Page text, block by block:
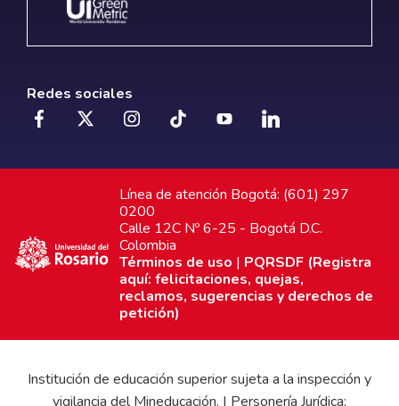
Redes sociales
Línea de atención Bogotá: (601) 297
0200
Calle 12C Nº 6-25 - Bogotá D.C.
Colombia
Términos de uso | PQRSDF (Registra
aquí: felicitaciones, quejas,
reclamos, sugerencias y derechos de
petición)
Institución de educación superior sujeta a la inspección y
vigilancia del Mineducación. | Personería Jurídica: